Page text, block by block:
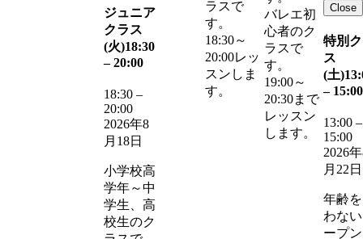
ジュニア
クラス
(火)18:30
– 20:00
18:30 –
20:00
2026年8
月18日
小学校高
学年～中
学生、高
校生のク
ラスで
す。
18:30～
20:00レッ
スンしま
す。
バレエ初
心者のク
ラスで
す。
19:00～
20:30まで
レッスン
します。
Close
特別
ス
(土)
– 15:00
13:00 –
15:00
2026
月22日
年齢
わな
ープ